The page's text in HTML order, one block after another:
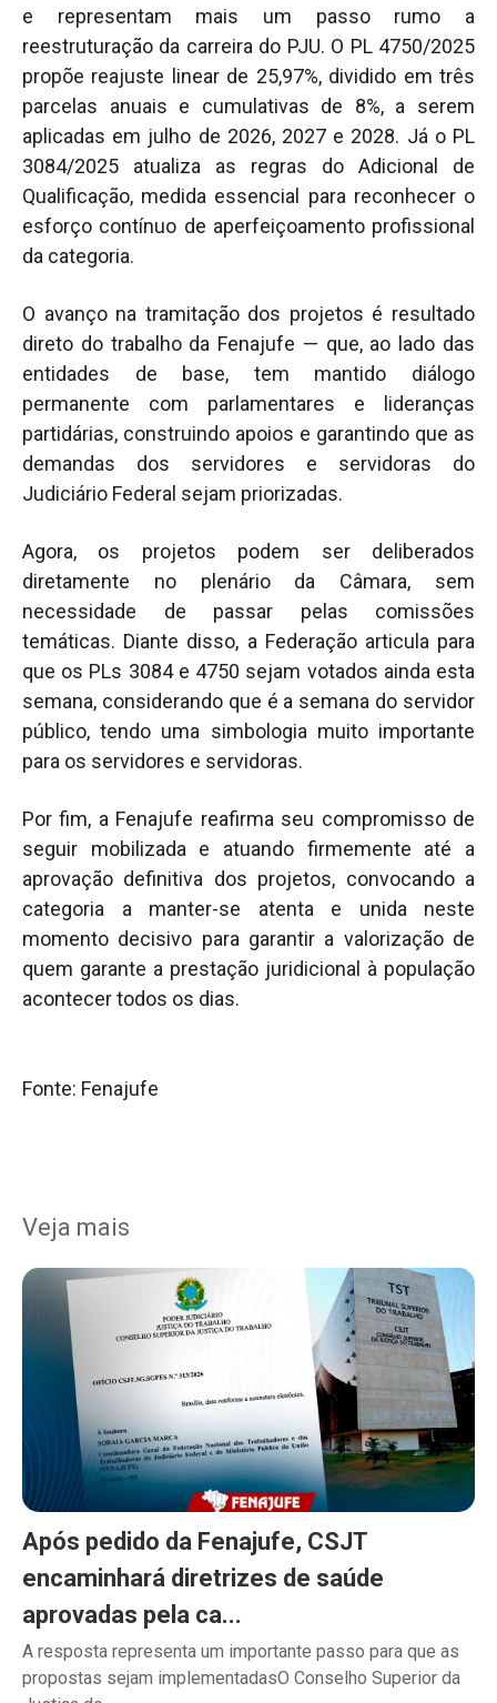
e representam mais um passo rumo a
reestruturação da carreira do PJU. O PL 4750/2025
propõe reajuste linear de 25,97%, dividido em três
parcelas anuais e cumulativas de 8%, a serem
aplicadas em julho de 2026, 2027 e 2028. Já o PL
3084/2025 atualiza as regras do Adicional de
Qualificação, medida essencial para reconhecer o
esforço contínuo de aperfeiçoamento profissional
da categoria.
O avanço na tramitação dos projetos é resultado
direto do trabalho da Fenajufe — que, ao lado das
entidades de base, tem mantido diálogo
permanente com parlamentares e lideranças
partidárias, construindo apoios e garantindo que as
demandas dos servidores e servidoras do
Judiciário Federal sejam priorizadas.
Agora, os projetos podem ser deliberados
diretamente no plenário da Câmara, sem
necessidade de passar pelas comissões
temáticas. Diante disso, a Federação articula para
que os PLs 3084 e 4750 sejam votados ainda esta
semana, considerando que é a semana do servidor
público, tendo uma simbologia muito importante
para os servidores e servidoras.
Por fim, a Fenajufe reafirma seu compromisso de
seguir mobilizada e atuando firmemente até a
aprovação definitiva dos projetos, convocando a
categoria a manter-se atenta e unida neste
momento decisivo para garantir a valorização de
quem garante a prestação juridicional à população
acontecer todos os dias.
Fonte: Fenajufe
Veja mais
Após pedido da Fenajufe, CSJT
encaminhará diretrizes de saúde
aprovadas pela ca...
A resposta representa um importante passo para que as
propostas sejam implementadasO Conselho Superior da